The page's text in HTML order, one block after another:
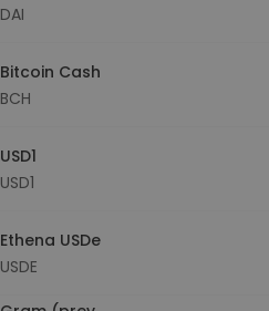
DAI
Bitcoin Cash
BCH
USD1
USD1
Ethena USDe
USDE